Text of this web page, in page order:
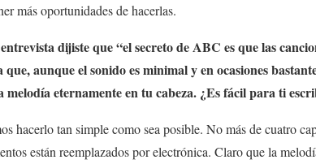
más oportunidades de hacerlas.
dijiste que “el secreto de ABC es que las
que, aunque el sonido es minimal y en ocasiones
melodía eternamente en tu cabeza. ¿Es fácil para ti
hacerlo tan simple como sea posible. No más de cuatro
están reemplazados por electrónica. Claro que la